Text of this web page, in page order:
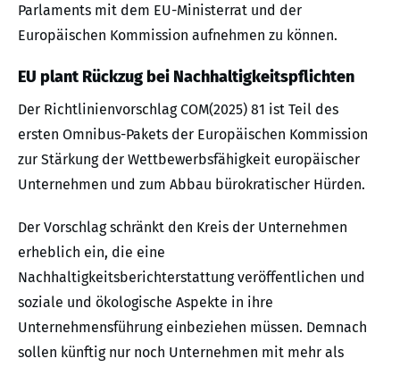
Parlaments mit dem EU-Ministerrat und der
Europäischen Kommission aufnehmen zu können.
EU plant Rückzug bei Nachhaltigkeitspflichten
Der Richtlinienvorschlag COM(2025) 81 ist Teil des
ersten Omnibus-Pakets der Europäischen Kommission
zur Stärkung der Wettbewerbsfähigkeit europäischer
Unternehmen und zum Abbau bürokratischer Hürden.
Der Vorschlag schränkt den Kreis der Unternehmen
erheblich ein, die eine
Nachhaltigkeitsberichterstattung veröffentlichen und
soziale und ökologische Aspekte in ihre
Unternehmensführung einbeziehen müssen. Demnach
sollen künftig nur noch Unternehmen mit mehr als